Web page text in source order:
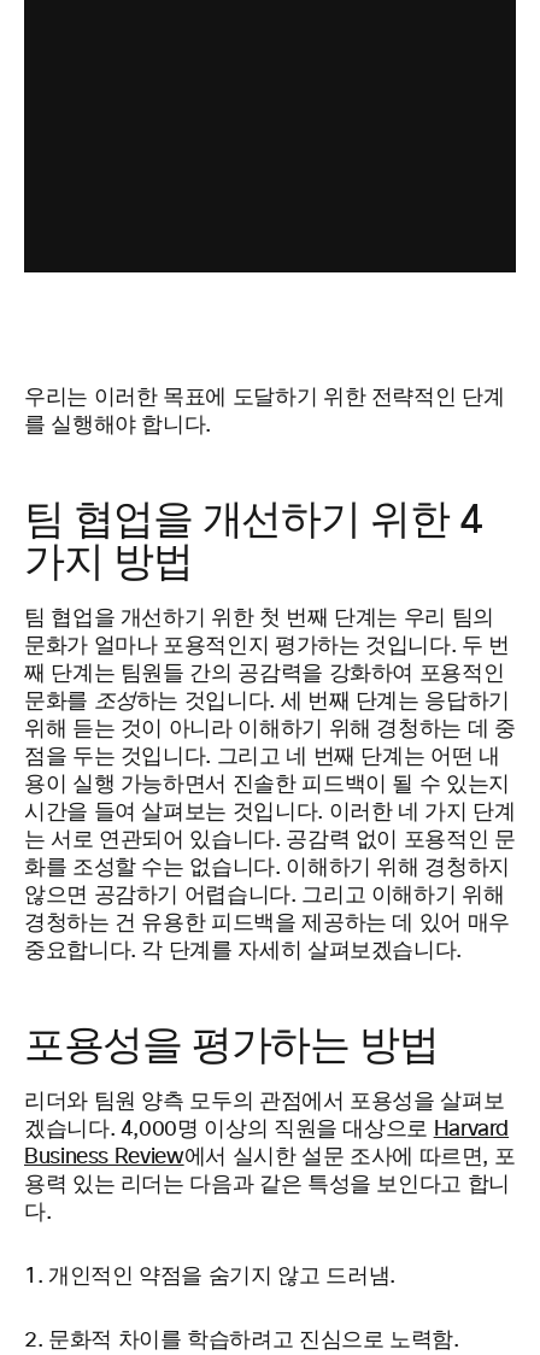
우리는 이러한 목표에 도달하기 위한 전략적인 단계
를 실행해야 합니다.
팀 협업을 개선하기 위한 4
가지 방법
팀 협업을 개선하기 위한 첫 번째 단계는 우리 팀의
문화가 얼마나 포용적인지 평가하는 것입니다. 두 번
째 단계는 팀원들 간의 공감력을 강화하여 포용적인
문화를 조성하는 것입니다. 세 번째 단계는 응답하기
위해 듣는 것이 아니라 이해하기 위해 경청하는 데 중
점을 두는 것입니다. 그리고 네 번째 단계는 어떤 내
용이 실행 가능하면서 진솔한 피드백이 될 수 있는지
시간을 들여 살펴보는 것입니다. 이러한 네 가지 단계
는 서로 연관되어 있습니다. 공감력 없이 포용적인 문
화를 조성할 수는 없습니다. 이해하기 위해 경청하지
않으면 공감하기 어렵습니다. 그리고 이해하기 위해
경청하는 건 유용한 피드백을 제공하는 데 있어 매우
중요합니다. 각 단계를 자세히 살펴보겠습니다.
포용성을 평가하는 방법
리더와 팀원 양측 모두의 관점에서 포용성을 살펴보
겠습니다. 4,000명 이상의 직원을 대상으로 Harvard
Business Review에서 실시한 설문 조사에 따르면, 포
용력 있는 리더는 다음과 같은 특성을 보인다고 합니
다.
개인적인 약점을 숨기지 않고 드러냄.
문화적 차이를 학습하려고 진심으로 노력함.